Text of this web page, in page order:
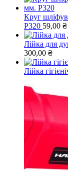
Круг
Р320 59,00 ₴
Лійка для
300,00 ₴
Лійка